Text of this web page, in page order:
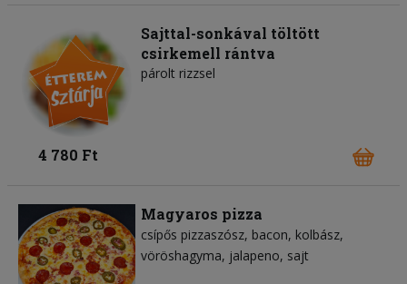
Sajttal-sonkával töltött
csirkemell rántva
párolt rizzsel
4 780 Ft
Magyaros pizza
csípős pizzaszósz bacon kolbász
vöröshagyma jalapeno sajt